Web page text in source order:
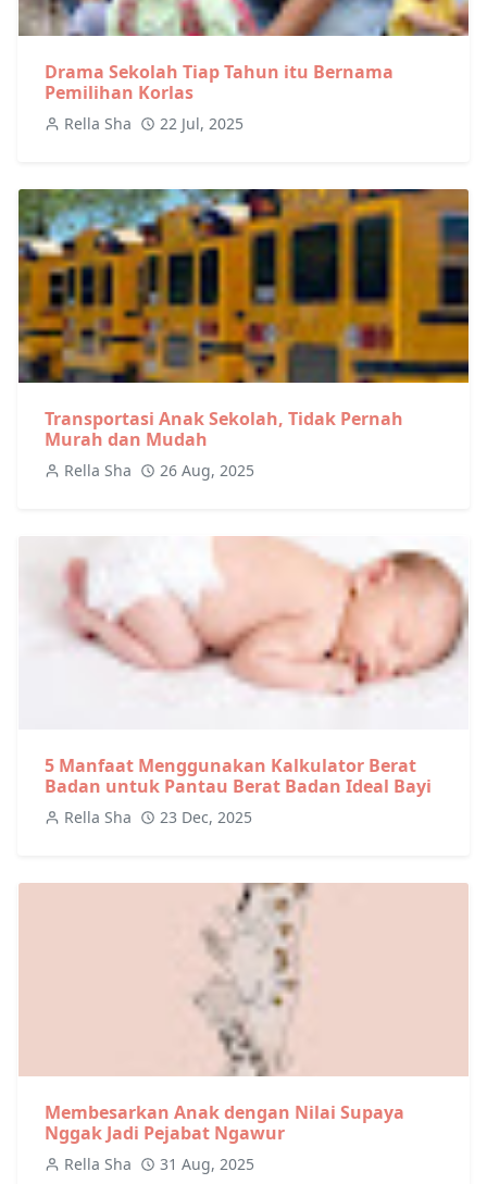
Drama Sekolah Tiap Tahun itu Bernama
Pemilihan Korlas
Rella Sha 22 Jul, 2025
Transportasi Anak Sekolah, Tidak Pernah
Murah dan Mudah
Rella Sha 26 Aug, 2025
5 Manfaat Menggunakan Kalkulator Berat
Badan untuk Pantau Berat Badan Ideal Bayi
Rella Sha 23 Dec, 2025
Membesarkan Anak dengan Nilai Supaya
Nggak Jadi Pejabat Ngawur
Rella Sha 31 Aug, 2025